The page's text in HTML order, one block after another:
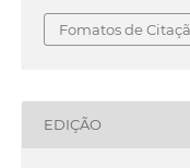
Fomatos de
EDIÇÃO